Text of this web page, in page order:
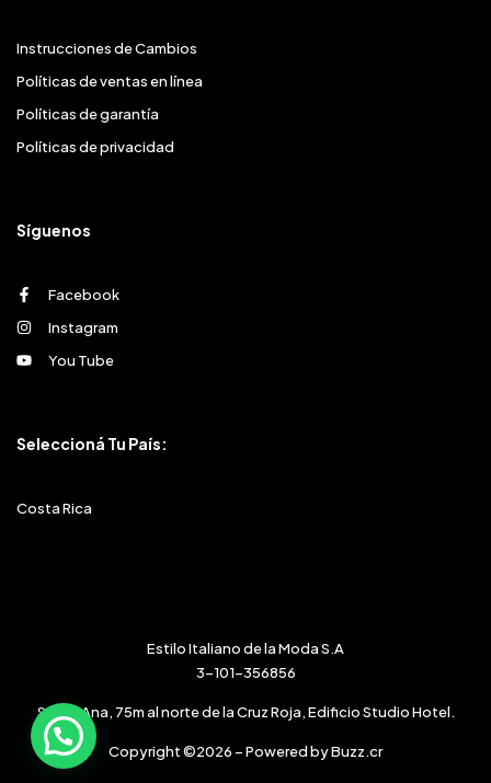
Instrucciones de Cambios
Políticas de ventas en línea
Políticas de garantía
Políticas de privacidad
Síguenos
Facebook
Instagram
You Tube
Seleccioná Tu País:
Costa Rica
Estilo Italiano de la Moda S.A
3-101-356856
Santa Ana, 75m al norte de la Cruz Roja, Edificio Studio Hotel.
Copyright ©2026 – Powered by Buzz.cr